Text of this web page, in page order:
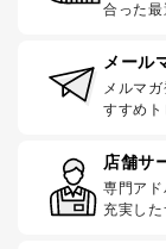
合った最
メール
メルマ
すすめト
店舗サ
専門アド
充実し